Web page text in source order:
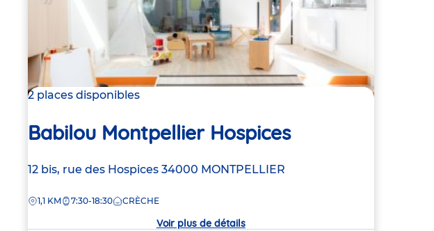
2 places disponibles
Babilou Montpellier Hospices
Adresse
la
12 bis, rue des Hospices 34000 MONTPELLIER
DISTANCE
1,1 KM 7:30-18:30 CRÈCHE
Voir plus de détails